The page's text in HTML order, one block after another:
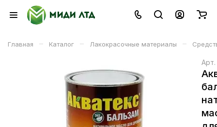
Главная – Каталог – Лакокрасочные материалы –
Арт.